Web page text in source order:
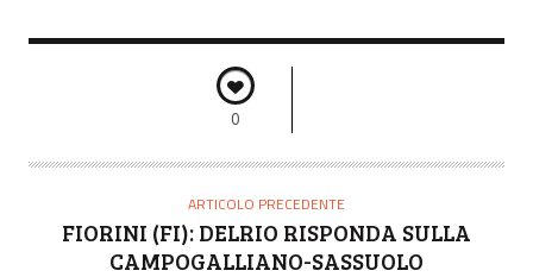
0
ARTICOLO PRECEDENTE
FIORINI (FI): DELRIO RISPONDA SULLA
CAMPOGALLIANO-SASSUOLO